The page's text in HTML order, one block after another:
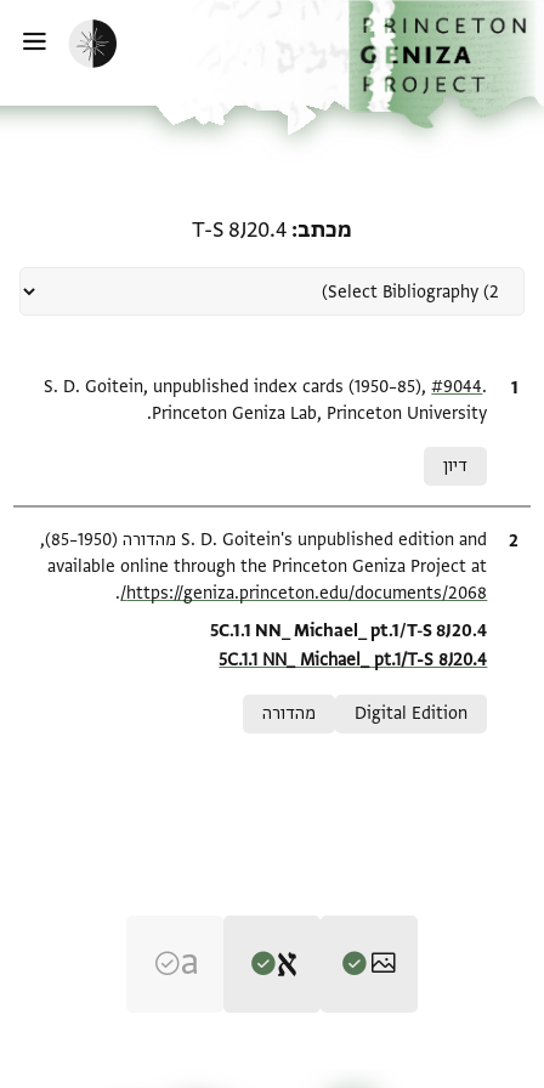
לתוכןהבית
הפעלת מצב כהה
מכתב T-S 8J20.4
ציטוט S. D. Goitein, unpublished index cards (1950–85),#9044
Princeton Geniza Lab, Princeton University.
דיון
ציטוט
S. D. Goitein's unpublished edition and מהדורה (1950–85),
available online through the Princeton Geniza Project at
https://geniza.princeton.edu/documents/2068/
.
Location in source
5C.1.1 NN_ Michael_ pt.1/T-S 8J20.4
5C.1.1 NN_ Michael_ pt.1/T-S 8J20.4
Digital Edition
מהדורה